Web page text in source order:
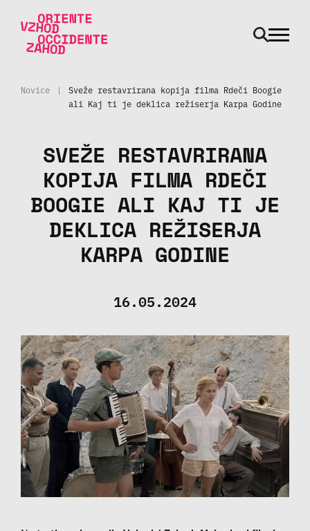
odpri
Novice |
Sveže restavrirana kopija filma Rdeči Boogie
ali Kaj ti je deklica režiserja Karpa Godine
SVEŽE RESTAVRIRANA
KOPIJA FILMA RDEČI
BOOGIE ALI KAJ TI JE
DEKLICA REŽISERJA
KARPA GODINE
16.05.2024